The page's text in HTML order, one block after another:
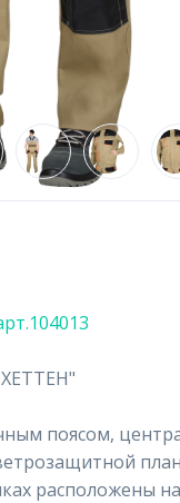
поясом,
расположены